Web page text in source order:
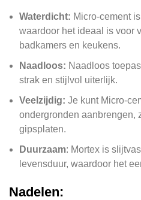
Waterdicht: Micro-cement
waardoor het ideaal is voor
badkamers en keukens.
Naadloos: Naadloos
strak en stijlvol uiterlijk.
Veelzijdig: Je kunt Micro-
ondergronden aanbrengen,
gipsplaten.
Duurzaam: Mortex is
levensduur, waardoor het
Nadelen: